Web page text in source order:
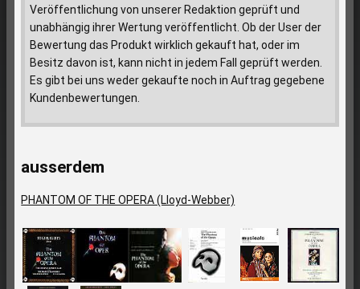
Veröffentlichung von unserer Redaktion geprüft und
unabhängig ihrer Wertung veröffentlicht. Ob der User der
Bewertung das Produkt wirklich gekauft hat, oder im
Besitz davon ist, kann nicht in jedem Fall geprüft werden.
Es gibt bei uns weder gekaufte noch in Auftrag gegebene
Kundenbewertungen.
ausserdem
PHANTOM OF THE OPERA (Lloyd-Webber)